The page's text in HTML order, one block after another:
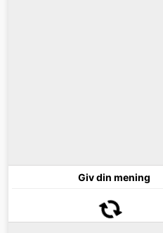
Giv din mening